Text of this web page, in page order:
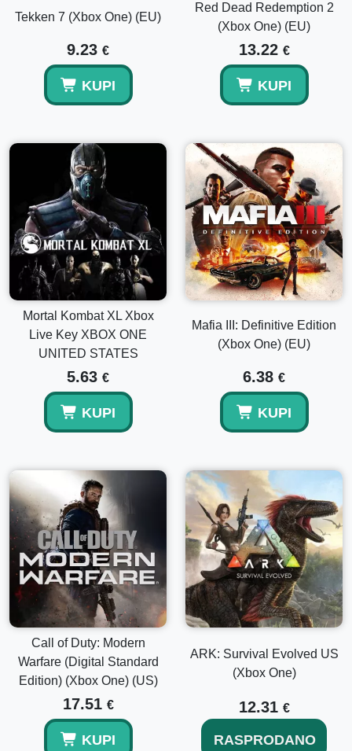
Tekken 7 (Xbox One) (EU)
9.23 €
KUPI
Red Dead Redemption 2
(Xbox One) (EU)
13.22 €
KUPI
Mortal Kombat XL Xbox
Live Key XBOX ONE
UNITED STATES
5.63 €
KUPI
Mafia III: Definitive Edition
(Xbox One) (EU)
6.38 €
KUPI
Call of Duty: Modern
Warfare (Digital Standard
Edition) (Xbox One) (US)
17.51 €
KUPI
ARK: Survival Evolved US
(Xbox One)
12.31 €
RASPRODANO